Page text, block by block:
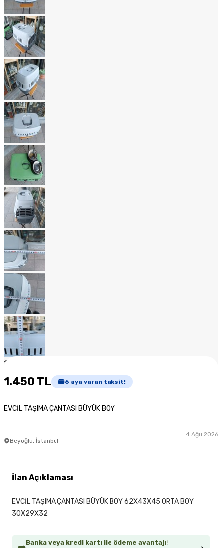
1
1.450 TL 6 aya varan taksit!
EVCİL TAŞIMA ÇANTASI BÜYÜK BOY
Beyoğlu, İstanbul
4 Ağu 2026
Banka veya kredi kartı ile ödeme avantajı!
İlan Açıklaması
EVCİL TAŞIMA ÇANTASI BÜYÜK BOY 62X43X45 ORTA BOY
30X29X32